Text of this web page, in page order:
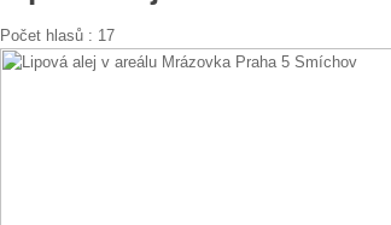
Počet hlasů : 17